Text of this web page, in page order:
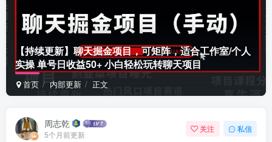
【持续更新】聊天掘金项目，可矩阵，适合工作室/个人
实操 单号日收益50+ 小白轻松玩转聊天项目
首页 内部更新 正文
周志乾
5个月前更新
关注 私信